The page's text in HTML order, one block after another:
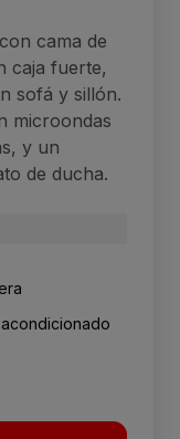
cama de
caja fuerte,
sofá y sillón.
microondas
y un
de ducha.